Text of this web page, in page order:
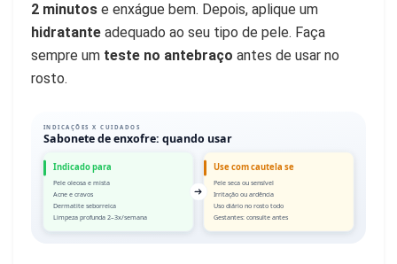
2 minutos e enxágue bem. Depois, aplique um
hidratante adequado ao seu tipo de pele. Faça
sempre um teste no antebraço antes de usar no
rosto.
INDICAÇÕES X CUIDADOS
Sabonete de enxofre: quando usar
Indicado para
Pele oleosa e mista
Acne e cravos
Dermatite seborreica
Limpeza profunda 2–3x/semana
Use com cautela se
Pele seca ou sensível
Irritação ou ardência
Uso diário no rosto todo
Gestantes: consulte antes